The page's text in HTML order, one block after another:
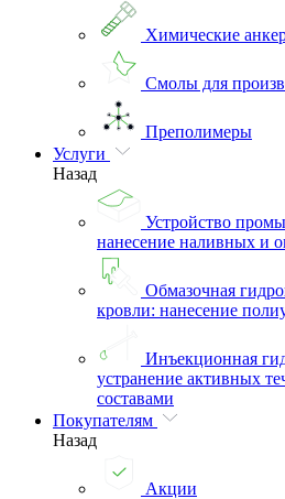
Химические
Смолы для
Преполимеры
Услуги
Назад
Устройство
нанесение наливных и
Обмазочная
кровли: нанесение
Инъекционная
устранение активных
составами
Покупателям
Назад
Акции